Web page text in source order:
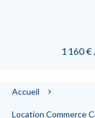
1 160 €
Accueil
Location Commerce